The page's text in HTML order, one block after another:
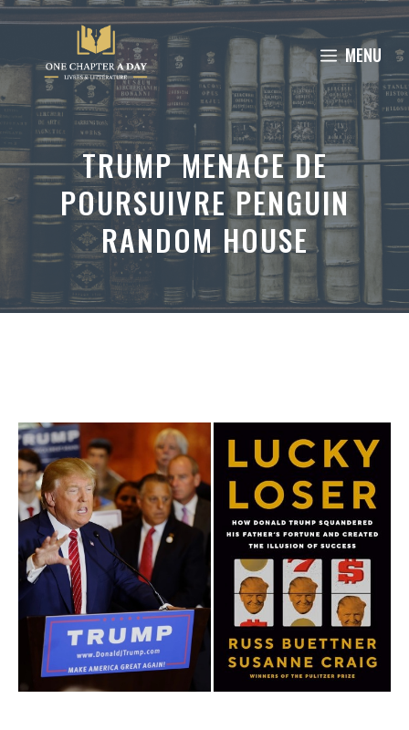
Aller
contenu
MENU
TRUMP MENACE DE
POURSUIVRE PENGUIN
RANDOM HOUSE